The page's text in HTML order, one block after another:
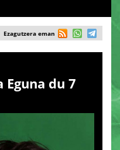
Ezagutzera eman
du 7